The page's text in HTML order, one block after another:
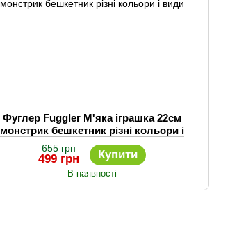
Фуглер Fuggler М'яка іграшка 22см
монстрик бешкетник різні кольори і
види
655 грн
499 грн Купити
В наявності